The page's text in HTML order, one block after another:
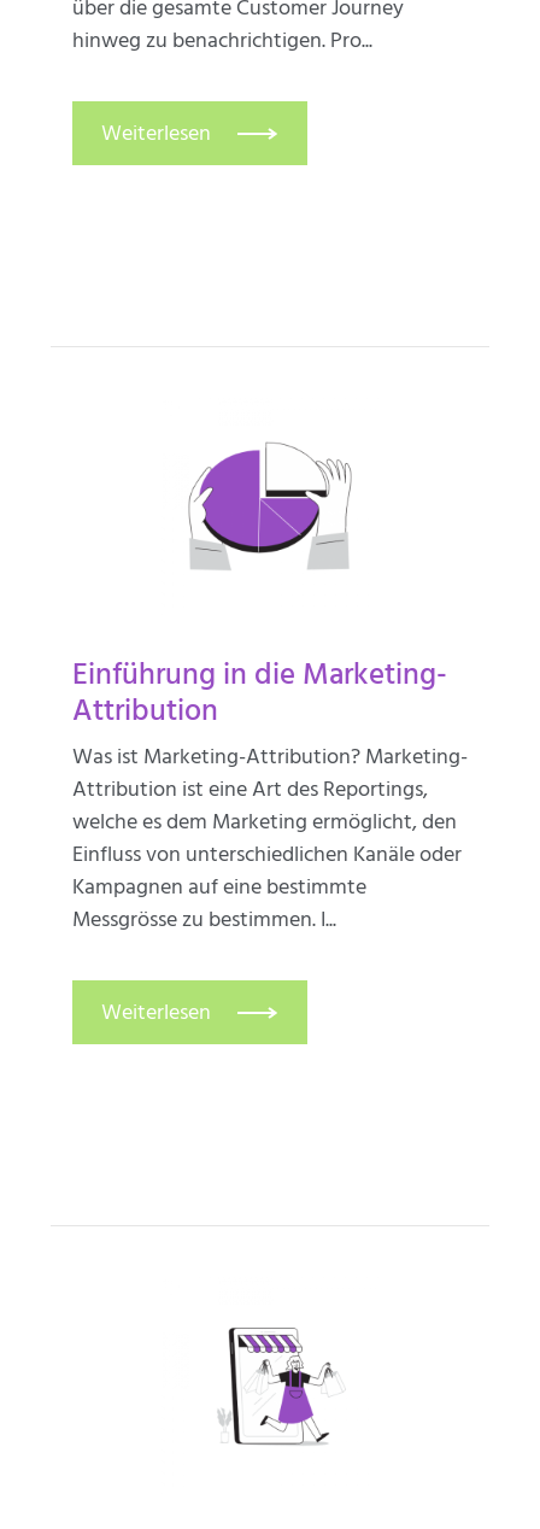
über die gesamte Customer Journey
hinweg zu benachrichtigen. Pro...
Weiterlesen
Einführung in die Marketing-
Attribution
Was ist Marketing-Attribution? Marketing-
Attribution ist eine Art des Reportings,
welche es dem Marketing ermöglicht, den
Einfluss von unterschiedlichen Kanäle oder
Kampagnen auf eine bestimmte
Messgrösse zu bestimmen. I...
Weiterlesen